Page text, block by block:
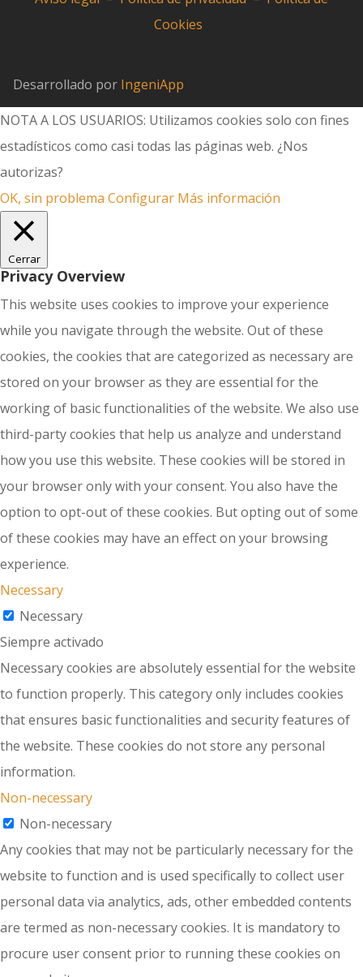
Cookies
Desarrollado por IngeniApp
NOTA A LOS USUARIOS: Utilizamos cookies solo con fines
estadísticos como casi todas las páginas web. ¿Nos
autorizas?
OK, sin problema Configurar Más información
Cerrar
Privacy Overview
This website uses cookies to improve your experience
while you navigate through the website. Out of these
cookies, the cookies that are categorized as necessary are
stored on your browser as they are essential for the
working of basic functionalities of the website. We also use
third-party cookies that help us analyze and understand
how you use this website. These cookies will be stored in
your browser only with your consent. You also have the
option to opt-out of these cookies. But opting out of some
of these cookies may have an effect on your browsing
experience.
Necessary
Necessary
Siempre activado
Necessary cookies are absolutely essential for the website
to function properly. This category only includes cookies
that ensures basic functionalities and security features of
the website. These cookies do not store any personal
information.
Non-necessary
Non-necessary
Any cookies that may not be particularly necessary for the
website to function and is used specifically to collect user
personal data via analytics, ads, other embedded contents
are termed as non-necessary cookies. It is mandatory to
procure user consent prior to running these cookies on